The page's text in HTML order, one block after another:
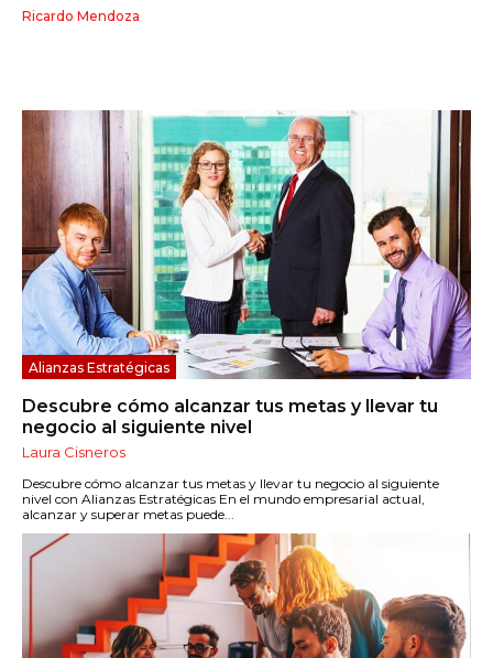
Alianzas Estratégicas
Descubre cómo alcanzar tus metas y llevar tu
negocio al siguiente nivel
Laura Cisneros
Descubre cómo alcanzar tus metas y llevar tu negocio al siguiente
nivel con Alianzas Estratégicas En el mundo empresarial actual,
alcanzar y superar metas puede...
Ricardo Mendoza